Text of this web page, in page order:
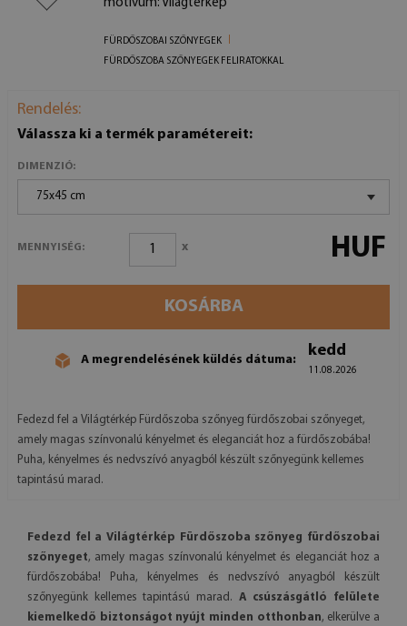
motívum: Világtérkép
FÜRDŐSZOBAI SZŐNYEGEK
FÜRDŐSZOBA SZŐNYEGEK FELIRATOKKAL
Rendelés:
Válassza ki a termék paramétereit:
DIMENZIÓ:
75x45 cm
MENNYISÉG: x HUF
KOSÁRBA
A megrendelésének küldés dátuma:
kedd
11.08.2026
Fedezd fel a Világtérkép Fürdőszoba szőnyeg fürdőszobai szőnyeget,
amely magas színvonalú kényelmet és eleganciát hoz a fürdőszobába!
Puha, kényelmes és nedvszívó anyagból készült szőnyegünk kellemes
tapintású marad.
Fedezd fel a Világtérkép Fürdőszoba szőnyeg fürdőszobai
szőnyeget, amely magas színvonalú kényelmet és eleganciát hoz a
fürdőszobába! Puha, kényelmes és nedvszívó anyagból készült
szőnyegünk kellemes tapintású marad. A csúszásgátló felülete
kiemelkedő biztonságot nyújt minden otthonban, elkerülve a